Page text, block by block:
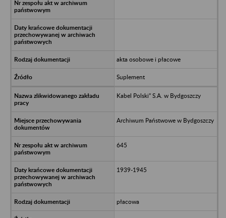
akta osobowe i płacowe
Suplement
Kabel Polski” S.A. w Bydgoszczy
Archiwum Państwowe w Bydgoszczy
645
1939-1945
płacowa